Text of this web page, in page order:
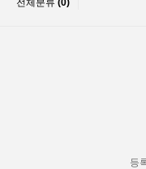
전체분류 (0)
등